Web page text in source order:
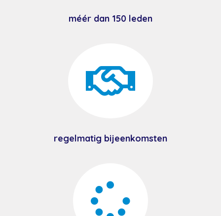
méér dan 150 leden

regelmatig bijeenkomsten
